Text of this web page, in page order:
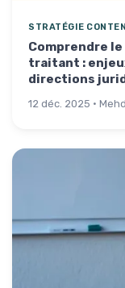
STRATÉGIE
Comprendre
traitant :
directions
12 déc. 2025 ·